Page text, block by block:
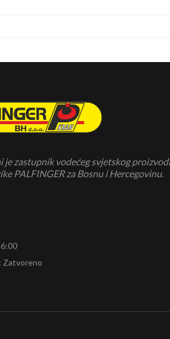
je zastupnik vodećeg svjetskog
PALFINGER za Bosnu i Hercegovinu.
Zatvoreno